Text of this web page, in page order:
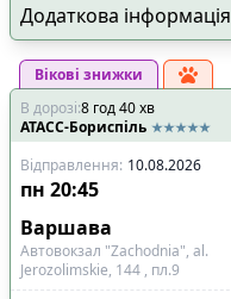
Додаткова інформація
Вікові знижки
В дорозі:8 год40хв
АТАСС-Бориспіль
Відправлення: 10.08.2026
пн 20:45
Варшава
Автовокзал "Zachodnia", al.
Jerozolimskie, 144 , пл.9